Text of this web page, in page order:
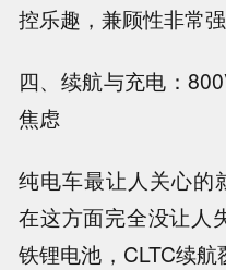
控乐趣，兼顾性非常强
四、续航与充电：
焦虑
纯电车最让人关心的
在这方面完全没让人
铁锂电池，CLTC续